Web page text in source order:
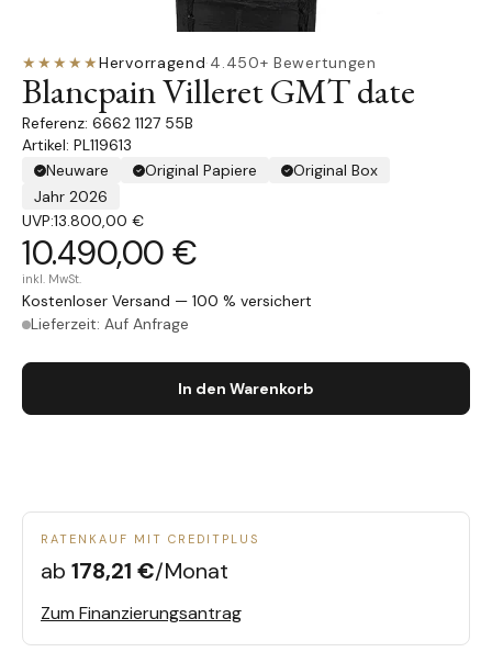
★★★★★Hervorragend·4.450+ Bewertungen
Blancpain Villeret GMT date
6662 1127 55B
Artikel: PL119613
Neuware
Original Papiere
Original Box
Jahr 2026
UVP:13.800,00 €
10.490,00 €
inkl. MwSt.
Kostenloser Versand — 100 % versichert
Lieferzeit: Auf Anfrage
In den Warenkorb
RATENKAUF MIT CREDITPLUS
ab 178,21 €/Monat
Zum Finanzierungsantrag